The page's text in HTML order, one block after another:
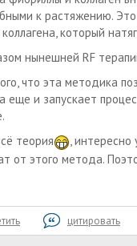
к растяжению.
который
нынешней RF
что эта методика
еще и запускает
теория
, интересно
от этого метода.
цитировать